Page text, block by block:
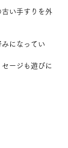
古い手すりを外
になってい
ージも遊びに